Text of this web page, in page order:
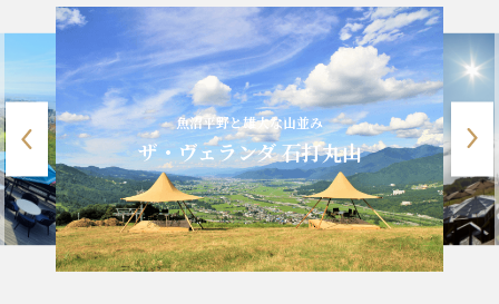
魚沼平野と雄大な山並み
ザ・ヴェランダ 石打丸山